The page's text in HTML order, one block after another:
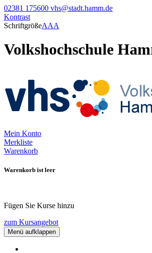
02381 175600 vhs@stadt.hamm.de
Kontrast
SchriftgrößeAAA
Volkshochschule
Mein Konto
Merkliste
Warenkorb
Warenkorb ist leer
Fügen Sie Kurse hinzu
zum Kursangebot
Menü aufklappen